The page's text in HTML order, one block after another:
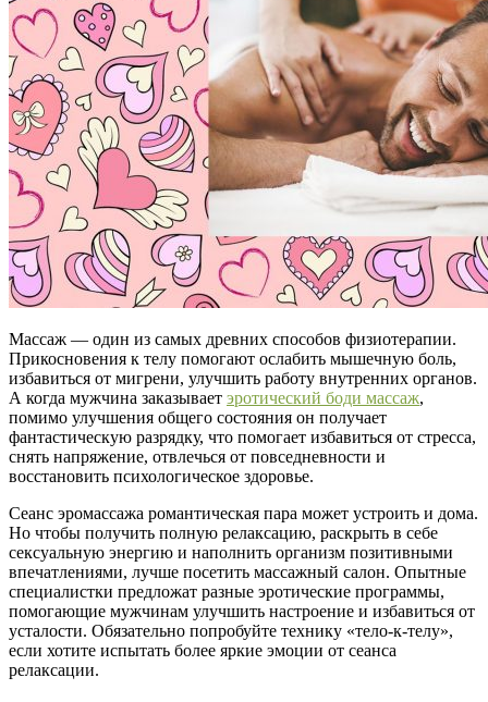
Массаж — один из самых древних способов физиотерапии.
Прикосновения к телу помогают ослабить мышечную боль,
избавиться от мигрени, улучшить работу внутренних органов.
А когда мужчина заказывает эротический боди массаж,
помимо улучшения общего состояния он получает
фантастическую разрядку, что помогает избавиться от стресса,
снять напряжение, отвлечься от повседневности и
восстановить психологическое здоровье.
Сеанс эромассажа романтическая пара может устроить и дома.
Но чтобы получить полную релаксацию, раскрыть в себе
сексуальную энергию и наполнить организм позитивными
впечатлениями, лучше посетить массажный салон. Опытные
специалистки предложат разные эротические программы,
помогающие мужчинам улучшить настроение и избавиться от
усталости. Обязательно попробуйте технику «тело-к-телу»,
если хотите испытать более яркие эмоции от сеанса
релаксации.